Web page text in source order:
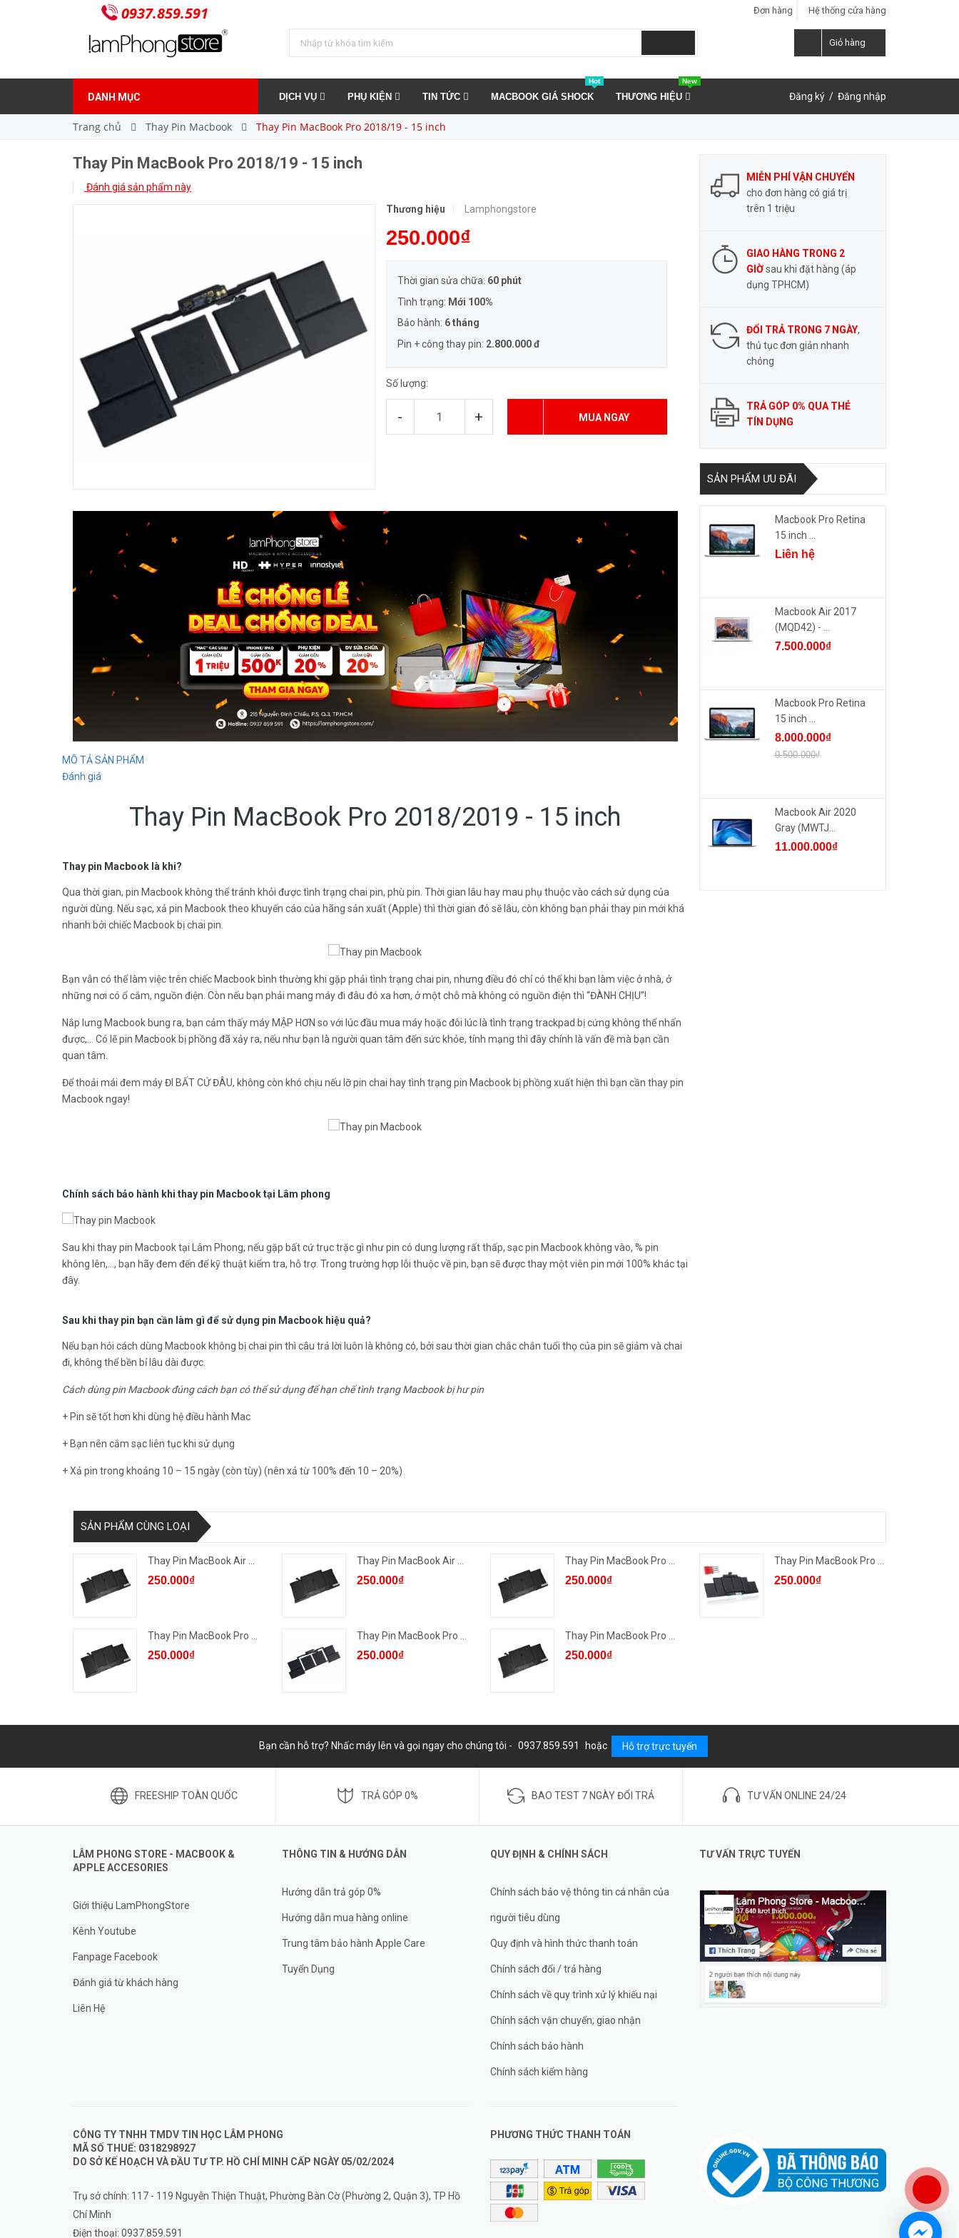
0937.859.591 Hệ thống cửa hàng
Đơn hàng
Giỏ hàng
DANH MỤC DỊCH VỤ PHỤ KIỆN TIN TỨC MACBOOK GIÁ SHOCK
Hot
THƯƠNG HIỆU
New
Đăng ký / Đăng nhập
Trang chủ Thay Pin Macbook Thay Pin MacBook Pro 2018/19 - 15 inch
Thay Pin MacBook Pro 2018/19 - 15 inch
Đánh giá sản phẩm này
Thương hiệu
Lamphongstore
250.000₫
Thời gian sửa chữa: 60 phút
Tình trạng: Mới 100%
Bảo hành: 6 tháng
Pin + công thay pin: 2.800.000 đ
Số lượng:
- + MUA NGAY
Thay Pin MacBook Pro 2018/19 - 15 inch LIÊN HỆ ĐẶT HÀNG
0937.859.591
MÔ TẢ SẢN PHẨM
Đánh giá
Thay Pin MacBook Pro 2018/2019 - 15 inch
Thay pin Macbook là khi?
Qua thời gian, pin Macbook không thể tránh khỏi được tình trạng chai pin, phù pin. Thời gian lâu hay mau phụ thuộc vào cách sử dụng của
người dùng. Nếu sạc, xả pin Macbook theo khuyến cáo của hãng sản xuất (Apple) thì thời gian đó sẽ lâu, còn không bạn phải thay pin mới khá
nhanh bởi chiếc Macbook bị chai pin.
Bạn vẫn có thể làm việc trên chiếc Macbook bình thường khi gặp phải tình trạng chai pin, nhưng điều đó chỉ có thể khi bạn làm việc ở nhà, ở
những nơi có ổ cắm, nguồn điện. Còn nếu bạn phải mang máy đi đâu đó xa hơn, ở một chỗ mà không có nguồn điện thì “ĐÀNH CHỊU”!
Nắp lưng Macbook bung ra, bạn cảm thấy máy MẬP HƠN so với lúc đầu mua máy hoặc đôi lúc là tình trạng trackpad bị cứng không thể nhấn
được,… Có lẽ pin Macbook bị phồng đã xảy ra, nếu như bạn là người quan tâm đến sức khỏe, tính mạng thì đây chính là vấn đề mà bạn cần
quan tâm.
Để thoải mái đem máy ĐI BẤT CỨ ĐÂU, không còn khó chịu nếu lỡ pin chai hay tình trạng pin Macbook bị phồng xuất hiện thì bạn cần thay pin
Macbook ngay!
Chính sách bảo hành khi thay pin Macbook tại Lâm phong
Sau khi thay pin Macbook tại Lâm Phong, nếu gặp bất cứ trục trặc gì như pin có dung lượng rất thấp, sạc pin Macbook không vào, % pin
không lên,…, bạn hãy đem đến để kỹ thuật kiểm tra, hỗ trợ. Trong trường hợp lỗi thuộc về pin, bạn sẽ được thay một viên pin mới 100% khác tại
đây.
Sau khi thay pin bạn cần làm gì để sử dụng pin Macbook hiệu quả?
Nếu bạn hỏi cách dùng Macbook không bị chai pin thì câu trả lời luôn là không có, bởi sau thời gian chắc chắn tuổi thọ của pin sẽ giảm và chai
đi, không thể bền bỉ lâu dài được.
Cách dùng pin Macbook đúng cách bạn có thể sử dụng để hạn chế tình trạng Macbook bị hư pin
+ Pin sẽ tốt hơn khi dùng hệ điều hành Mac
+ Bạn nên cắm sạc liên tục khi sử dụng
+ Xả pin trong khoảng 10 – 15 ngày (còn tùy) (nên xả từ 100% đến 10 – 20%)
MIỄN PHÍ VẬN CHUYỂN
cho đơn hàng có giá trị
trên 1 triệu
GIAO HÀNG TRONG 2
GIỜsau khi đặt hàng (áp
dụng TPHCM)
ĐỔI TRẢ TRONG 7 NGÀY,
thủ tục đơn giản nhanh
chóng
TRẢ GÓP 0% QUA THẺ
TÍN DỤNG
SẢN PHẨM ƯU ĐÃI
Macbook Pro Retina
15 inch ...
Liên hệ
Macbook Air 2017
(MQD42) - ...
7.500.000₫
Macbook Pro Retina
15 inch ...
8.000.000₫
9.500.000₫
Macbook Air 2020
Gray (MWTJ...
11.000.000₫
SẢN PHẨM CÙNG LOẠI
250.000₫ 250.000₫ 250.000₫ 250.000₫
250.000₫ 250.000₫ 250.000₫
Bạn cần hỗ trợ? Nhấc máy lên và gọi ngay cho chúng tôi - 0937.859.591 hoặc Hỗ trợ trực tuyến
FREESHIP TOÀN QUỐC TRẢ GÓP 0% BAO TEST 7 NGÀY ĐỔI TRẢ TƯ VẤN ONLINE 24/24
LÂM PHONG STORE - MACBOOK &
APPLE ACCESORIES
Giới thiệu LamPhongStore
Kênh Youtube
Fanpage Facebook
Đánh giá từ khách hàng
Liên Hệ
THÔNG TIN & HƯỚNG DẪN
Hướng dẫn trả góp 0%
Hướng dẫn mua hàng online
Trung tâm bảo hành Apple Care
Tuyển Dụng
QUY ĐỊNH & CHÍNH SÁCH
Chính sách bảo vệ thông tin cá nhân của
người tiêu dùng
Quy định và hình thức thanh toán
Chính sách đổi / trả hàng
Chính sách về quy trình xử lý khiếu nại
Chính sách vận chuyển, giao nhận
Chính sách bảo hành
Chính sách kiểm hàng
TƯ VẤN TRỰC TUYẾN
CÔNG TY TNHH TMDV TIN HỌC LÂM PHONG
MÃ SỐ THUẾ: 0318298927
DO SỞ KẾ HOẠCH VÀ ĐẦU TƯ TP. HỒ CHÍ MINH CẤP NGÀY 05/02/2024
Trụ sở chính: 117 - 119 Nguyễn Thiện Thuật, Phường Bàn Cờ (Phường 2, Quận 3), TP Hồ
Chí Minh
Điện thoại: 0937.859.591
PHƯƠNG THỨC THANH TOÁN